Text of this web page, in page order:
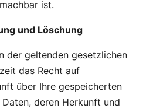
ist.
und Löschung
der geltenden gesetzlichen
das Recht auf
über Ihre gespeicherten
deren Herkunft und